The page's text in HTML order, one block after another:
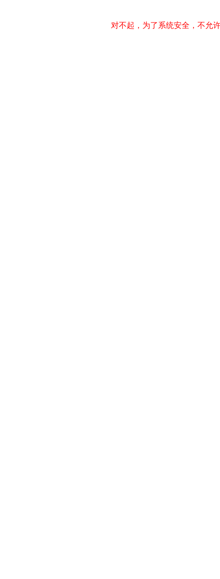
对不起，为了系统安全，不允